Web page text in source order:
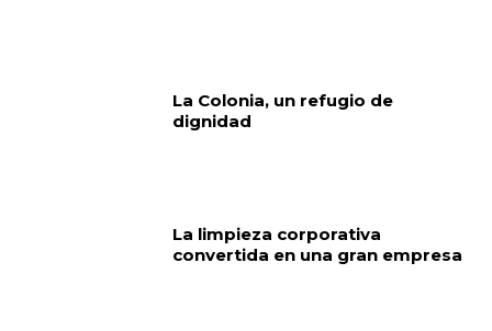
La Colonia, un refugio de
dignidad
La limpieza corporativa
convertida en una gran empresa